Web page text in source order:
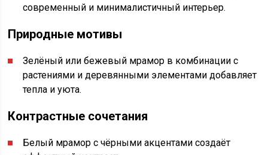
современный и минималистичный интерьер.
Природные мотивы
Зелёный или бежевый мрамор в комбинации с
растениями и деревянными элементами добавляет
тепла и уюта.
Контрастные сочетания
Белый мрамор с чёрными акцентами создаёт